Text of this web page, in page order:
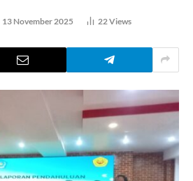
13 November 2025 22Views